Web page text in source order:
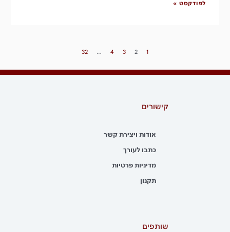
לפודקסט »
1
2
3
4
…
32
קישורים
אודות ויצירת קשר
כתבו לעורך
מדיניות פרטיות
תקנון
שותפים